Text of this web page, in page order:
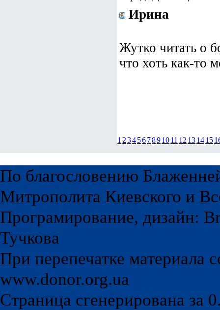
Ирина
Жутко читать о
что хоть как-то
1 234567891011 12 131415
По благословению
Митрополита Киевского и
Програмирование, дизайн:
Тучкова
При перепечатке материала
www.donor.org.ua
Страница сгенерирована за